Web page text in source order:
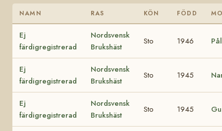
NAMN RAS KÖN FÖDD
Ej
färdigregistrerad
Nordsvensk
Brukshäst
Sto 1946
Ej
färdigregistrerad
Nordsvensk
Brukshäst
Sto 1945
Ej
färdigregistrerad
Nordsvensk
Brukshäst
Sto 1945